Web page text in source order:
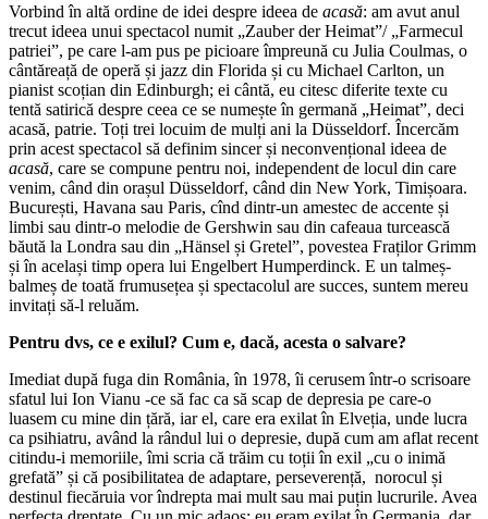
Vorbind în altă ordine de idei despre ideea de acasă: am avut anul
trecut ideea unui spectacol numit „Zauber der Heimat”/ „Farmecul
patriei”, pe care l-am pus pe picioare împreună cu Julia Coulmas, o
cântăreață de operă și jazz din Florida și cu Michael Carlton, un
pianist scoțian din Edinburgh; ei cântă, eu citesc diferite texte cu
tentă satirică despre ceea ce se numește în germană „Heimat”, deci
acasă, patrie. Toți trei locuim de mulți ani la Düsseldorf. Încercăm
prin acest spectacol să definim sincer și neconvențional ideea de
acasă, care se compune pentru noi, independent de locul din care
venim, când din orașul Düsseldorf, când din New York, Timișoara.
București, Havana sau Paris, cînd dintr-un amestec de accente și
limbi sau dintr-o melodie de Gershwin sau din cafeaua turcească
băută la Londra sau din „Hänsel și Gretel”, povestea Fraților Grimm
și în același timp opera lui Engelbert Humperdinck. E un talmeș-
balmeș de toată frumusețea și spectacolul are succes, suntem mereu
invitați să-l reluăm.
Pentru dvs, ce e exilul? Cum e, dacă, acesta o salvare?
Imediat după fuga din România, în 1978, îi cerusem într-o scrisoare
sfatul lui Ion Vianu -ce să fac ca să scap de depresia pe care-o
luasem cu mine din țără, iar el, care era exilat în Elveția, unde lucra
ca psihiatru, având la rândul lui o depresie, după cum am aflat recent
citindu-i memoriile, îmi scria că trăim cu toții în exil „cu o inimă
grefată” și că posibilitatea de adaptare, perseverență, norocul și
destinul fiecăruia vor îndrepta mai mult sau mai puțin lucrurile. Avea